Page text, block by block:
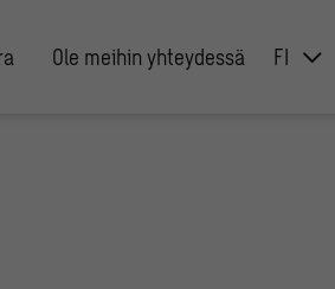
Ole meihin yhteydessä FI